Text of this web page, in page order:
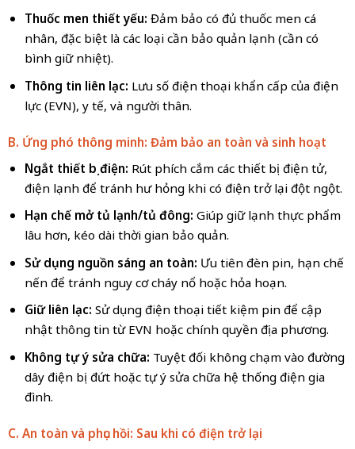
Thuốc men thiết yếu: Đảm bảo có đủ thuốc men cá
nhân, đặc biệt là các loại cần bảo quản lạnh (cần có
bình giữ nhiệt).
Thông tin liên lạc: Lưu số điện thoại khẩn cấp của điện
lực (EVN), y tế, và người thân.
B. Ứng phó thông minh: Đảm bảo an toàn và sinh hoạt
Ngắt thiết bị điện: Rút phích cắm các thiết bị điện tử,
điện lạnh để tránh hư hỏng khi có điện trở lại đột ngột.
Hạn chế mở tủ lạnh/tủ đông: Giúp giữ lạnh thực phẩm
lâu hơn, kéo dài thời gian bảo quản.
Sử dụng nguồn sáng an toàn: Ưu tiên đèn pin, hạn chế
nến để tránh nguy cơ cháy nổ hoặc hỏa hoạn.
Giữ liên lạc: Sử dụng điện thoại tiết kiệm pin để cập
nhật thông tin từ EVN hoặc chính quyền địa phương.
Không tự ý sửa chữa: Tuyệt đối không chạm vào đường
dây điện bị đứt hoặc tự ý sửa chữa hệ thống điện gia
đình.
C. An toàn và phục hồi: Sau khi có điện trở lại